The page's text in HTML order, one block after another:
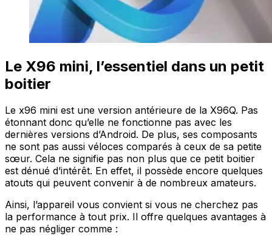
Le X96 mini, l’essentiel dans un petit
boitier
Le x96 mini est une version antérieure de la X96Q. Pas
étonnant donc qu’elle ne fonctionne pas avec les
dernières versions d’Android. De plus, ses composants
ne sont pas aussi véloces comparés à ceux de sa petite
sœur. Cela ne signifie pas non plus que ce petit boitier
est dénué d’intérêt. En effet, il possède encore quelques
atouts qui peuvent convenir à de nombreux amateurs.
Ainsi, l’appareil vous convient si vous ne cherchez pas
la performance à tout prix. Il offre quelques avantages à
ne pas négliger comme :